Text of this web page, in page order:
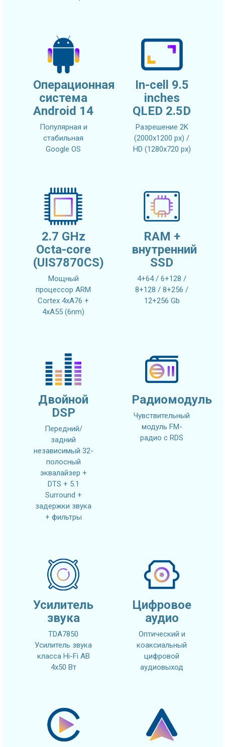
Операционная
система
Android 14
Популярная и
стабильная
Google OS
In-cell 9.5
inches
QLED 2.5D
Разрешение 2K
(2000x1200 px) /
HD (1280x720 px)
2.7 GHz
Octa-core
(UIS7870CS)
Мощный
процессор ARM
Cortex 4xA76 +
4xA55 (6nm)
RAM +
внутренний
SSD
4+64 / 6+128 /
8+128 / 8+256 /
12+256 Gb
Двойной
DSP
Передний/
задний
независимый 32-
полосный
эквалайзер +
DTS + 5.1
Surround +
задержки звука
+ фильтры
Радиомодуль
Чувствительный
модуль FM-
радио с RDS
Усилитель
звука
TDA7850
Усилитель звука
класса Hi-Fi AB
4x50 Вт
Цифровое
аудио
Оптический и
коаксиальный
цифровой
аудиовыход